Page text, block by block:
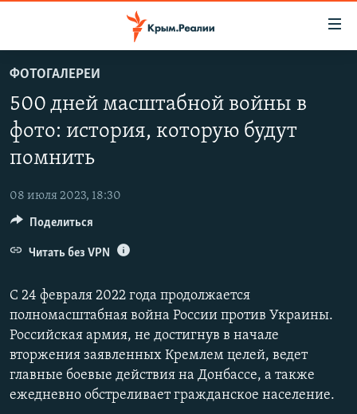
основному
содержанию
Вернутся
навигации
Вернутся
СПЕЦПРОЕКТЫ
11 ЛЕТ ОККУПАЦИИ КРЫМА. 11 ИСТОРИЙ СОПРОТИВЛЕНИЯ
ВОДА
ЕЩЕ
ИНТЕРАКТИВ
ИНФОГРАФИКА
ТЕЛЕПРОЕКТ КРЫМ.РЕАЛИИ
СОВЕТЫ ПРАВОЗАЩИТНИКОВ
ПРОПАВШИЕ БЕЗ ВЕСТИ
ПОБЕДИТЕЛЕЙ НЕ СУДЯТ?
КРЫМ.НЕПОКОРЕННЫЙ
РАДІО СВОБОДА
КАК ОБОЙТИ БЛОКИРОВКУ
Українською
Qırımtatar
ПРИСОЕДИНЯЙТЕСЬ!
ФОТОГАЛЕРЕИ
500 дней масштабной войны в
фото: история, которую будут
помнить
08 июля 2023, 18:30
С 24 февраля 2022 года продолжается
полномасштабная война России против Украины.
Российская армия, не достигнув в начале
вторжения заявленных Кремлем целей, ведет
главные боевые действия на Донбассе, а также
ежедневно обстреливает гражданское население.
Поделиться
Читать без VPN